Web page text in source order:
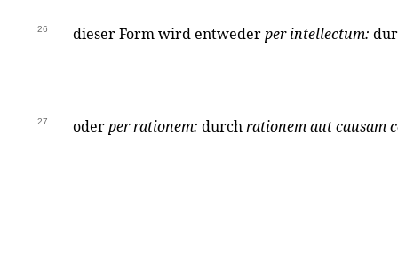
26 dieser Form wird entwederper intellectum:
27 oderper rationem: durchrationem aut causam